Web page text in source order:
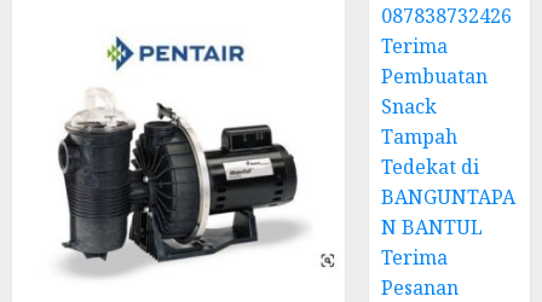
087838732426
Terima
Pembuatan
Snack
Tampah
Tedekat di
BANGUNTAPA
N BANTUL
Terima
Pesanan